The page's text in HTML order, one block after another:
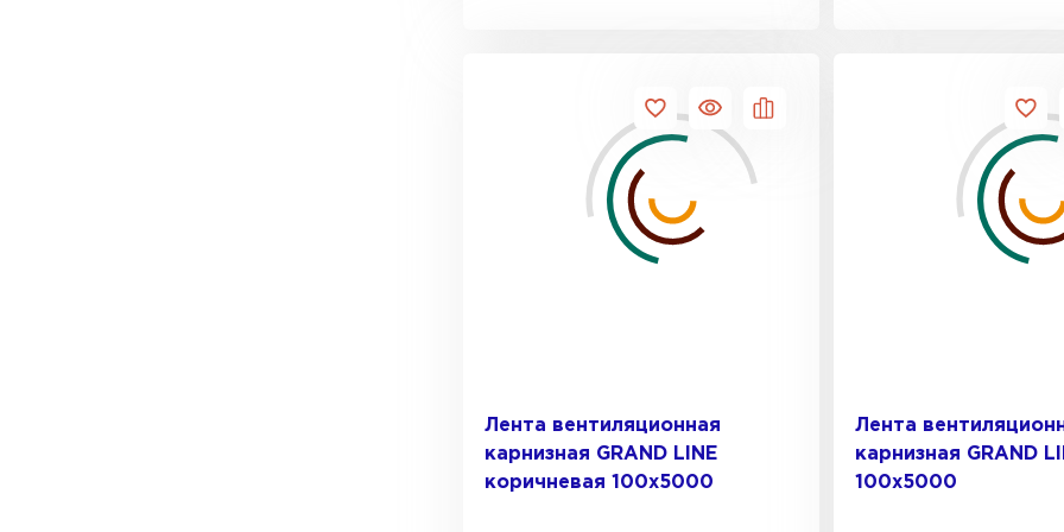
Лента вентиляционная
карнизная GRAND LINE
коричневая 100х5000
Лента
карнизная GRAND
100х5000